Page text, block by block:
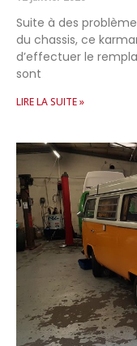
Suite à des
du chassis, ce
d’effectuer le
sont
LIRE LA SUITE »